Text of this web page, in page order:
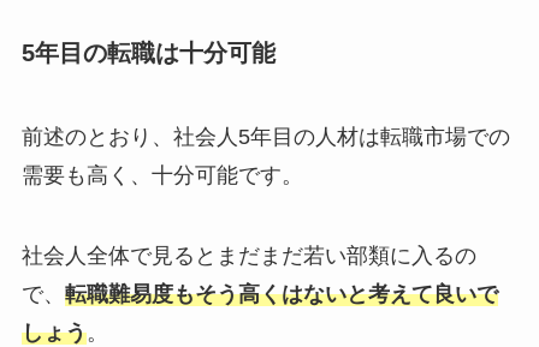
5年目の転職は十分可能
前述のとおり、社会人5年目の人材は転職市場での
需要も高く、十分可能です。
社会人全体で見るとまだまだ若い部類に入るの
で、 転職難易度もそう高くはないと考えて良いで
しょう。